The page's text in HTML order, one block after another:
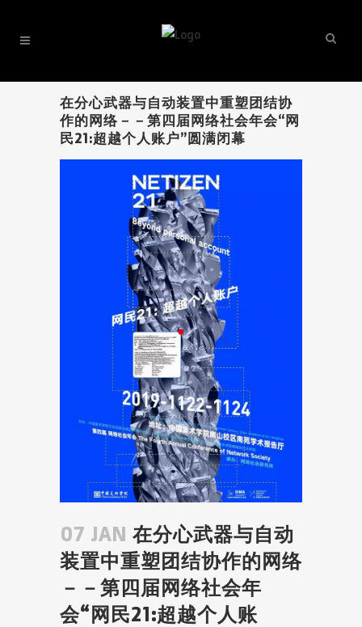
在分心武器与自动装置中重塑团结协
作的网络－－第四届网络社会年会“网
民21:超越个人账户”圆满闭幕
07 JAN 在分心武器与自动
装置中重塑团结协作的网络
－－第四届网络社会年
会“网民21:超越个人账